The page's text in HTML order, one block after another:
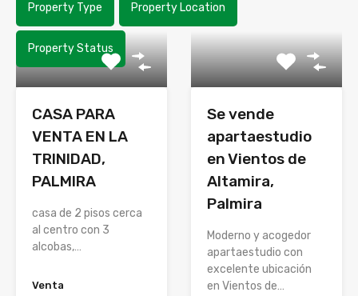
Property Type Property Location
Property Status
CASA PARA
VENTA EN LA
TRINIDAD,
PALMIRA
casa de 2 pisos cerca
al centro con 3
alcobas,…
Venta
Se vende
apartaestudio
en Vientos de
Altamira,
Palmira
Moderno y acogedor
apartaestudio con
excelente ubicación
en Vientos de…